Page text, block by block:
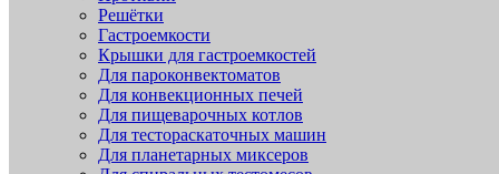
Решётки
Гастроемкости
Крышки для гастроемкостей
Для пароконвектоматов
Для конвекционных печей
Для пищеварочных котлов
Для тестораскаточных машин
Для планетарных миксеров